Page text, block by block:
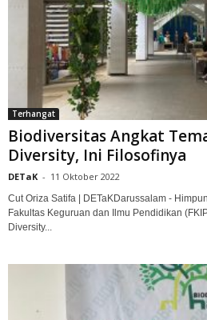
Terhangat
Biodiversitas Angkat
Diversity, Ini Filosofinya
DETaK - 11 Oktober 2022
Cut Oriza Satifa | DETaKDarussalam -
Fakultas Keguruan dan Ilmu Pendidikan
Diversity...